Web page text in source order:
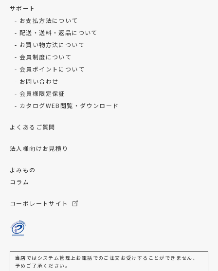
サポート
お支払方法について
配送・送料・返品について
お買い物方法について
会員制度について
会員ポイントについて
お問い合わせ
会員様限定保証
カタログWEB閲覧・ダウンロード
よくあるご質問
法人様向けお見積り
よみもの
コラム
コーポレートサイト
当店ではシステム管理上お電話でのご注文お受けすることができません、
予めご了承ください。